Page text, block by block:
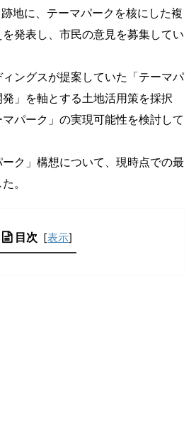
地に、テーマパークを核にした複
発表し、市民の意見を募集してい
ングスが提案していた「テーマパ
」を軸とする土地活用策を採択
パーク」の実現可能性を検討して
ク」構想について、現時点での最
。
目次 [表示]